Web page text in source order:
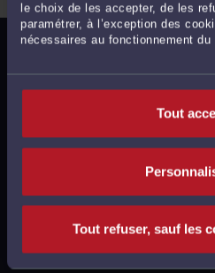
le choix de les accepter, de les
paramétrer, à l’exception des
nécessaires au fonctionnement du
Tout
Tout refuser, sauf les
POLITIQUE DE
POLITIQUE DES
CGU AVOCATS
CGUV UTILISATEURS
PLAN DU SITE
SUPPORT